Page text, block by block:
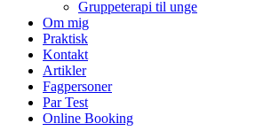
Gruppeterapi til unge
Om mig
Praktisk
Kontakt
Artikler
Fagpersoner
Par Test
Online Booking